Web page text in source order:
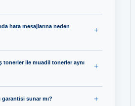
hata mesajlarına neden
tonerler ile muadil tonerler aynı
garantisi sunar mı?